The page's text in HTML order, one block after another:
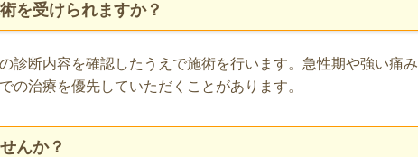
を受けられますか？
診断内容を確認したうえで施術を行います。急性期や強い痛み
の治療を優先していただくことがあります。
んか？